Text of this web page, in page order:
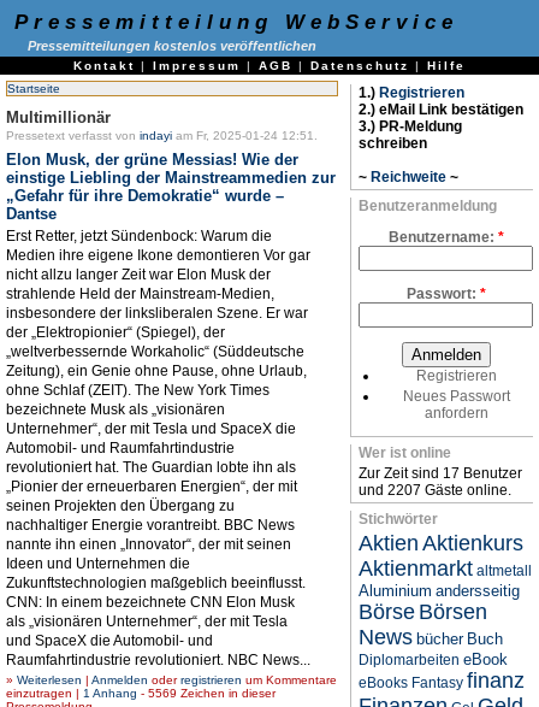
Pressemitteilung WebService
Pressemitteilungen kostenlos veröffentlichen
Kontakt | Impressum | AGB | Datenschutz | Hilfe
Startseite
Multimillionär
Pressetext verfasst von indayi am Fr, 2025-01-24 12:51.
Elon Musk, der grüne Messias! Wie der
einstige Liebling der Mainstreammedien zur
„Gefahr für ihre Demokratie“ wurde –
Dantse
Erst Retter, jetzt Sündenbock: Warum die
Medien ihre eigene Ikone demontieren Vor gar
nicht allzu langer Zeit war Elon Musk der
strahlende Held der Mainstream-Medien,
insbesondere der linksliberalen Szene. Er war
der „Elektropionier“ (Spiegel), der
„weltverbessernde Workaholic“ (Süddeutsche
Zeitung), ein Genie ohne Pause, ohne Urlaub,
ohne Schlaf (ZEIT). The New York Times
bezeichnete Musk als „visionären
Unternehmer“, der mit Tesla und SpaceX die
Automobil- und Raumfahrtindustrie
revolutioniert hat. The Guardian lobte ihn als
„Pionier der erneuerbaren Energien“, der mit
seinen Projekten den Übergang zu
nachhaltiger Energie vorantreibt. BBC News
nannte ihn einen „Innovator“, der mit seinen
Ideen und Unternehmen die
Zukunftstechnologien maßgeblich beeinflusst.
CNN: In einem bezeichnete CNN Elon Musk
als „visionären Unternehmer“, der mit Tesla
und SpaceX die Automobil- und
Raumfahrtindustrie revolutioniert. NBC News...
» Weiterlesen | Anmelden oderregistrieren um Kommentare
einzutragen | 1 Anhang - 5569 Zeichen in dieser
1.) Registrieren
2.) eMail Link bestätigen
3.) PR-Meldung
schreiben
~ Reichweite ~
Benutzeranmeldung
Benutzername: *
Passwort: *
Registrieren
Neues Passwort
anfordern
Wer ist online
Zur Zeit sind 17 Benutzer
und 2207 Gäste online.
Stichwörter
Aktien Aktienkurs
Aktienmarkt altmetall
Aluminium andersseitig
Börse Börsen
News bücher Buch
Diplomarbeiten eBook
eBooks Fantasy finanz